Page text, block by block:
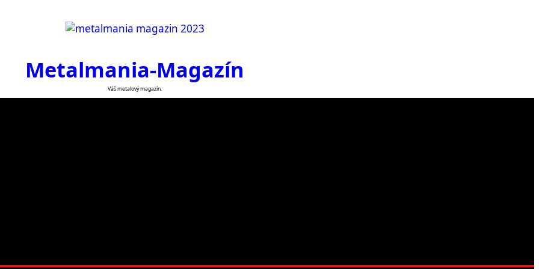
Metalmania-Magazín
Váš metalový magazín.